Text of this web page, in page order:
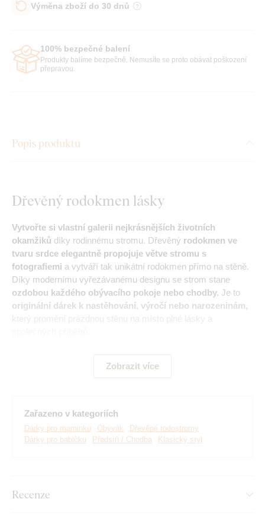
Výměna zboží do 30 dnů
100% bezpečné balení
Produkty balíme bezpečně. Nemusíte se proto obávat poškození
přepravou.
Popis produktu
Dřevěný rodokmen lásky
Vytvořte si vlastní galerii nejkrásnějších životních
okamžiků díky rodinnému stromu. Dřevěný rodokmen ve
tvaru srdce elegantně propojuje větve stromu s
fotografiemi a vytváří tak unikátní rodokmen přímo na stěně.
Díky modernímu vyřezávanému designu se strom stane
ozdobou každého obývacího pokoje nebo chodby. Je to
originální dárek k nastěhování, výročí nebo narozeninám,
který promění prázdnou stěnu na místo plné lásky a
Oblíbený design rodinného stromu
Na výběr mnoho dekorů
Zobrazit více
Zařazeno v kategoriích
Dárky pro maminku Obývák
Dřevěné rodostromy
Dárky pro babičku
Předsíň / Chodba Klasický styl
Recenze